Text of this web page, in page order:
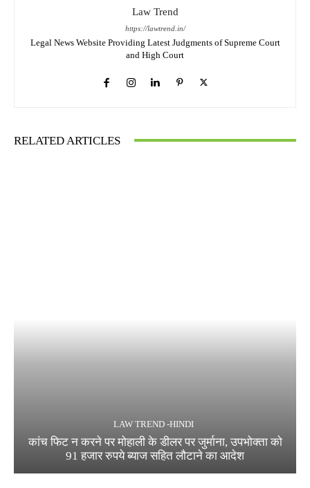
Law Trend
https://lawtrend.in/
Legal News Website Providing Latest Judgments of Supreme Court
and High Court
RELATED ARTICLES
LAW TREND -HINDI
कांच फिट न करने पर मोहाली के डीलर पर जुर्माना, उपभोक्ता को
91 हजार रुपये ब्याज सहित लौटाने का आदेश